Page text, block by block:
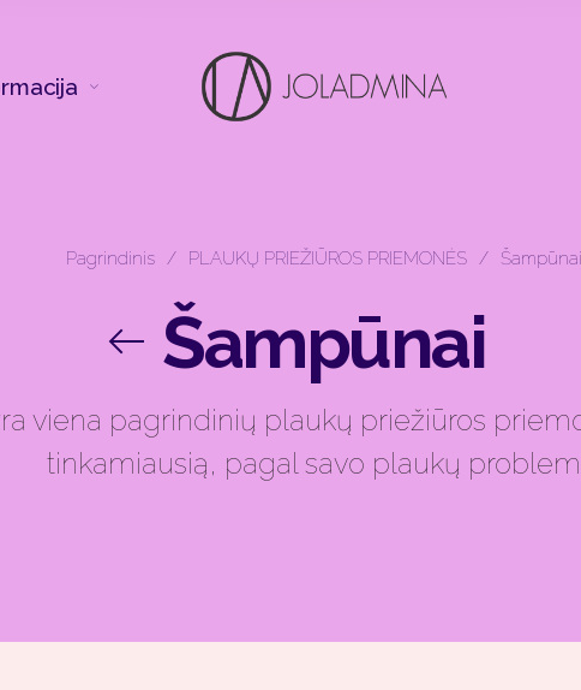
Pagrindinis / PLAUKŲ PRIEŽIŪROS PRIEMONĖS / Šampūnai
Šampūnai
viena pagrindinių plaukų priežiūros
tinkamiausią, pagal savo plaukų